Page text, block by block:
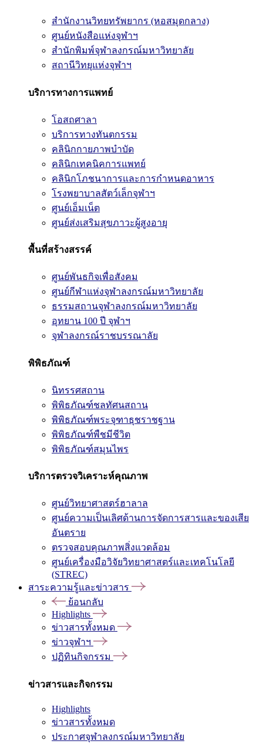
สำนักงานวิทยทรัพยากร (หอสมุดกลาง)
ศูนย์หนังสือแห่งจุฬาฯ
สำนักพิมพ์จุฬาลงกรณ์มหาวิทยาลัย
สถานีวิทยุแห่งจุฬาฯ
บริการทางการแพทย์
โอสถศาลา
บริการทางทันตกรรม
คลินิกกายภาพบำบัด
คลินิกเทคนิคการแพทย์
คลินิกโภชนาการและการกำหนดอาหาร
โรงพยาบาลสัตว์เล็กจุฬาฯ
ศูนย์เอ็มเน็ต
ศูนย์ส่งเสริมสุขภาวะผู้สูงอายุ
พื้นที่สร้างสรรค์
ศูนย์พันธกิจเพื่อสังคม
ศูนย์กีฬาแห่งจุฬาลงกรณ์มหาวิทยาลัย
ธรรมสถานจุฬาลงกรณ์มหาวิทยาลัย
อุทยาน 100 ปี จุฬาฯ
จุฬาลงกรณ์ราชบรรณาลัย
พิพิธภัณฑ์
นิทรรศสถาน
พิพิธภัณฑ์ชลทัศนสถาน
พิพิธภัณฑ์พระจุฑาธุชราชฐาน
พิพิธภัณฑ์พืชมีชีวิต
พิพิธภัณฑ์สมุนไพร
บริการตรวจวิเคราะห์คุณภาพ
ศูนย์วิทยาศาสตร์ฮาลาล
ศูนย์ความเป็นเลิศด้านการจัดการสารและของเสีย
อันตราย
ตรวจสอบคุณภาพสิ่งแวดล้อม
ศูนย์เครื่องมือวิจัยวิทยาศาสตร์และเทคโนโลยี
(STREC)
สาระความรู้และข่าวสาร
ย้อนกลับ
Highlights
ข่าวสารทั้งหมด
ข่าวจุฬาฯ
ปฏิทินกิจกรรม
ข่าวสารและกิจกรรม
Highlights
ข่าวสารทั้งหมด
ประกาศจุฬาลงกรณ์มหาวิทยาลัย